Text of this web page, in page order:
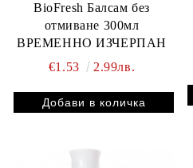
BioFresh Балсам без
отмиване 300мл
ВРЕМЕННО ИЗЧЕРПАН
€1.53
2.99лв.